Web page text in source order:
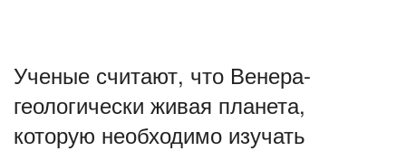
Ученые считают, что Венера-
геологически живая планета,
которую необходимо изучать